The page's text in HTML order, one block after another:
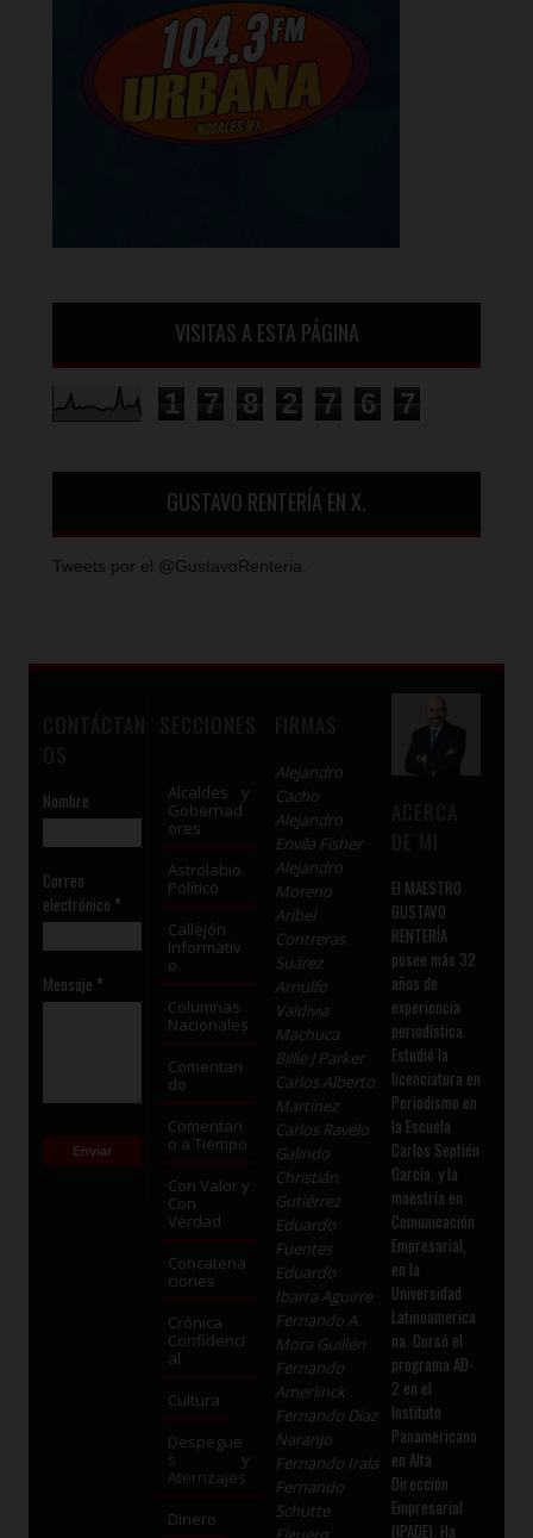
VISITAS A ESTA PÁGINA
1 7 8 2 7 6 7
GUSTAVO RENTERÍA EN X.
Tweets por el @GustavoRenteria.
Nombre
Correo
electrónico *
Mensaje *
Alcaldes y
Gobernad
ores
Astrolabio
Político
Callejón
Informativ
o
Columnas
Nacionales
Comentan
do
Comentari
o a Tiempo
Con Valor y
Con
Verdad
Concatena
ciones
Crónica
Confidenci
al
Cultura
Despegue
s y
Aterrizajes
Dinero
Alejandro
Cacho
Alejandro
Envila Fisher
Alejandro
Moreno
Aribel
Contreras
Suárez
Arnulfo
Valdivia
Machuca
Billie J Parker
Carlos Alberto
Martínez
Carlos Ravelo
Galindo
Christián
Gutiérrez
Eduardo
Fuentes
Eduardo
Ibarra Aguirre
Fernando A.
Mora Guillén
Fernando
Amerlinck
Fernando Díaz
Naranjo
Fernando Irala
Fernando
Schutte
El MAESTRO
GUSTAVO
RENTERÍA
posee más 32
años de
experiencia
periodística.
Estudió la
licenciatura en
Periodismo en
la Escuela
Carlos Septién
García, y la
maestría en
Comunicación
Empresarial,
en la
Universidad
Latinoamerica
na. Cursó el
programa AD-
2 en el
Instituto
Panamericano
en Alta
Dirección
Empresarial
(IPADE). Ha